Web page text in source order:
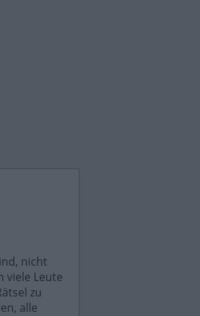
nicht
viele Leute
zu
alle